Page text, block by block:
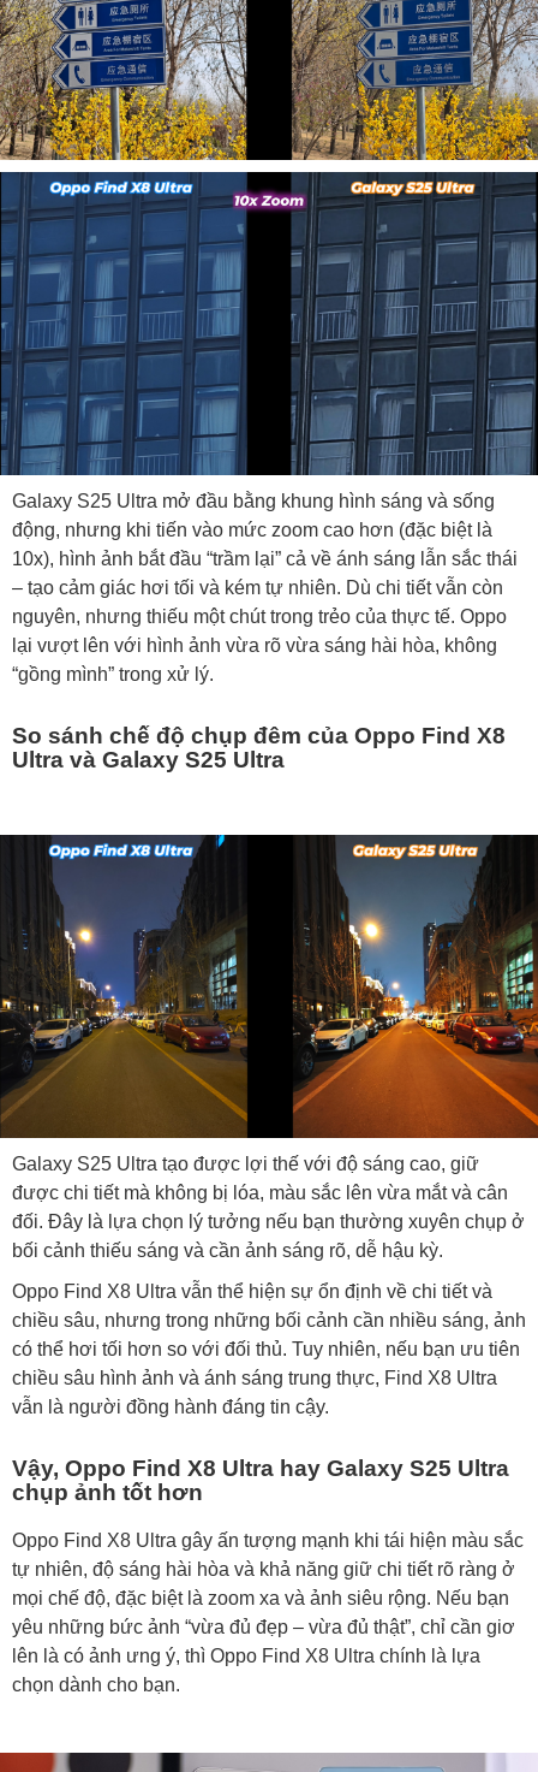
Galaxy S25 Ultra mở đầu bằng khung hình sáng và sống
động, nhưng khi tiến vào mức zoom cao hơn (đặc biệt là
10x), hình ảnh bắt đầu “trầm lại” cả về ánh sáng lẫn sắc thái
– tạo cảm giác hơi tối và kém tự nhiên. Dù chi tiết vẫn còn
nguyên, nhưng thiếu một chút trong trẻo của thực tế. Oppo
lại vượt lên với hình ảnh vừa rõ vừa sáng hài hòa, không
“gồng mình” trong xử lý.
So sánh chế độ chụp đêm của Oppo Find X8
Ultra và Galaxy S25 Ultra
Galaxy S25 Ultra tạo được lợi thế với độ sáng cao, giữ
được chi tiết mà không bị lóa, màu sắc lên vừa mắt và cân
đối. Đây là lựa chọn lý tưởng nếu bạn thường xuyên chụp ở
bối cảnh thiếu sáng và cần ảnh sáng rõ, dễ hậu kỳ.
Oppo Find X8 Ultra vẫn thể hiện sự ổn định về chi tiết và
chiều sâu, nhưng trong những bối cảnh cần nhiều sáng, ảnh
có thể hơi tối hơn so với đối thủ. Tuy nhiên, nếu bạn ưu tiên
chiều sâu hình ảnh và ánh sáng trung thực, Find X8 Ultra
vẫn là người đồng hành đáng tin cậy.
Vậy, Oppo Find X8 Ultra hay Galaxy S25 Ultra
chụp ảnh tốt hơn
Oppo Find X8 Ultra gây ấn tượng mạnh khi tái hiện màu sắc
tự nhiên, độ sáng hài hòa và khả năng giữ chi tiết rõ ràng ở
mọi chế độ, đặc biệt là zoom xa và ảnh siêu rộng. Nếu bạn
yêu những bức ảnh “vừa đủ đẹp – vừa đủ thật”, chỉ cần giơ
lên là có ảnh ưng ý, thì Oppo Find X8 Ultra chính là lựa
chọn dành cho bạn.